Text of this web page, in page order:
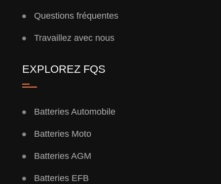
Questions fréquentes
Travaillez avec nous
EXPLOREZ FQS
Batteries Automobile
Batteries Moto
Batteries AGM
Batteries EFB